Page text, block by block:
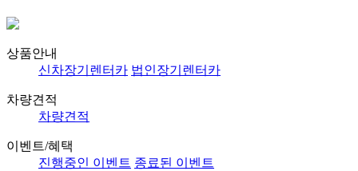
상품안내
신차장기렌터카 법인장기렌터카
차량견적
차량견적
이벤트/혜택
진행중인 이벤트 종료된 이벤트